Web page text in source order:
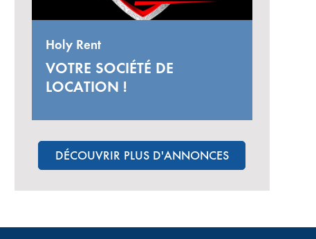
Holy Rent
VOTRE SOCIÉTÉ DE
LOCATION !
DÉCOUVRIR PLUS D'ANNONCES